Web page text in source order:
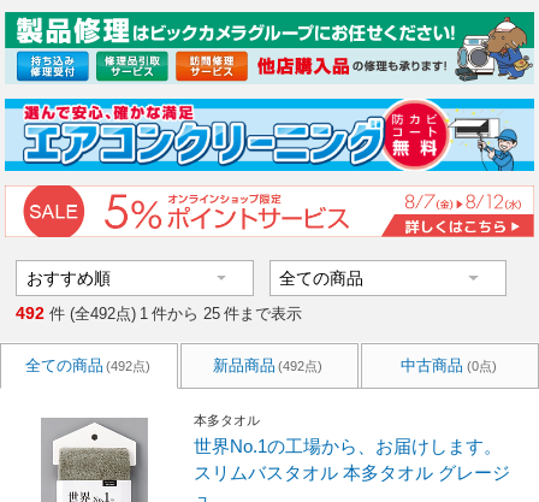
492 件 (全492点) 1 件から 25 件まで表示
全ての商品 (492点) 新品商品 (492点) 中古商品 (0点)
本多タオル
世界No.1の工場から、お届けします。
スリムバスタオル 本多タオル グレージ